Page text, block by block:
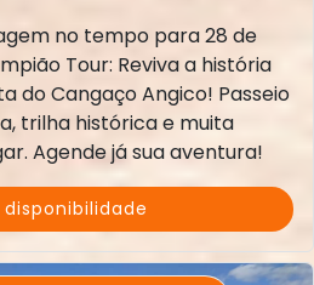
no tempo para 28 de
Tour: Reviva a história
do Cangaço Angico! Passeio
trilha histórica e muita
Agende já sua aventura!
disponibilidade